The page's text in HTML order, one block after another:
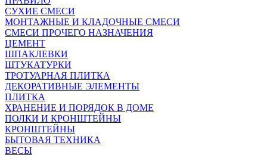
СУХИЕ СМЕСИ
МОНТАЖНЫЕ И КЛАДОЧНЫЕ СМЕСИ
СМЕСИ ПРОЧЕГО НАЗНАЧЕНИЯ
ЦЕМЕНТ
ШПАКЛЕВКИ
ШТУКАТУРКИ
ТРОТУАРНАЯ ПЛИТКА
ДЕКОРАТИВНЫЕ ЭЛЕМЕНТЫ
ПЛИТКА
ХРАНЕНИЕ И ПОРЯДОК В ДОМЕ
ПОЛКИ И КРОНШТЕЙНЫ
КРОНШТЕЙНЫ
БЫТОВАЯ ТЕХНИКА
ВЕСЫ